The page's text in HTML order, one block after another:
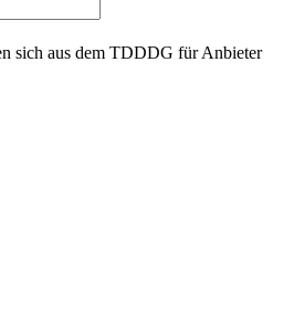
sich aus dem TDDDG für Anbieter